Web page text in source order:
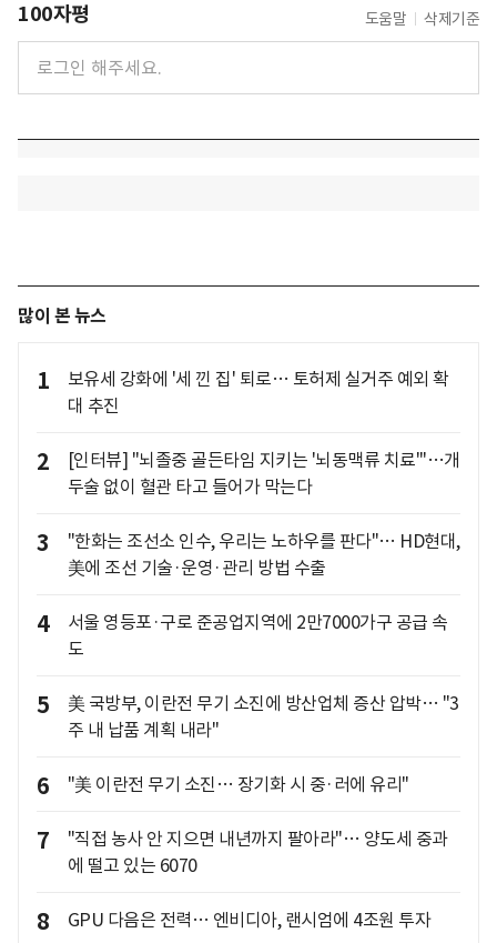
100자평 도움말 삭제기준
많이 본 뉴스
1
보유세 강화에 '세 낀 집' 퇴로… 토허제 실거주 예외 확
대 추진
2
[인터뷰] "뇌졸중 골든타임 지키는 '뇌동맥류 치료'"…개
두술 없이 혈관 타고 들어가 막는다
3
"한화는 조선소 인수, 우리는 노하우를 판다"… HD현대,
美에 조선 기술·운영·관리 방법 수출
4
서울 영등포·구로 준공업지역에 2만7000가구 공급 속
도
5
美 국방부, 이란전 무기 소진에 방산업체 증산 압박… "3
주 내 납품 계획 내라"
6 "美 이란전 무기 소진… 장기화 시 중·러에 유리"
7
"직접 농사 안 지으면 내년까지 팔아라"… 양도세 중과
에 떨고 있는 6070
8 GPU 다음은 전력… 엔비디아, 랜시엄에 4조원 투자